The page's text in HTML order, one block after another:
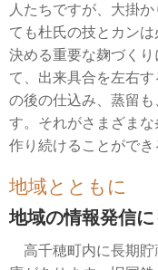
人たちですが、大掛
ても杜氏の技とカン
決める重要な麹づく
て、出来具合を左右
の後の仕込み、蒸留
す。それがさまざま
作り続けることができ
地域とともに
地域の情報発信
高千穂町内に長期貯